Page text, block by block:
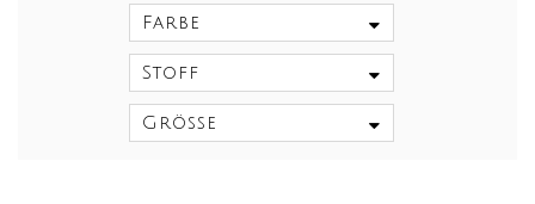
Farbe
Stoff
Größe